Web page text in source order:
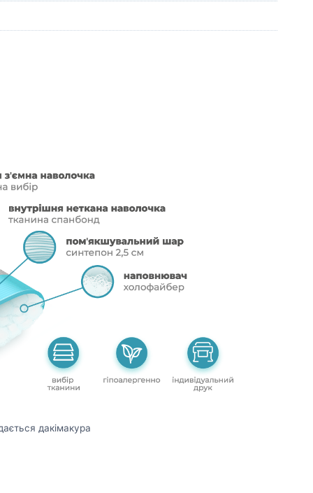
дакімакура